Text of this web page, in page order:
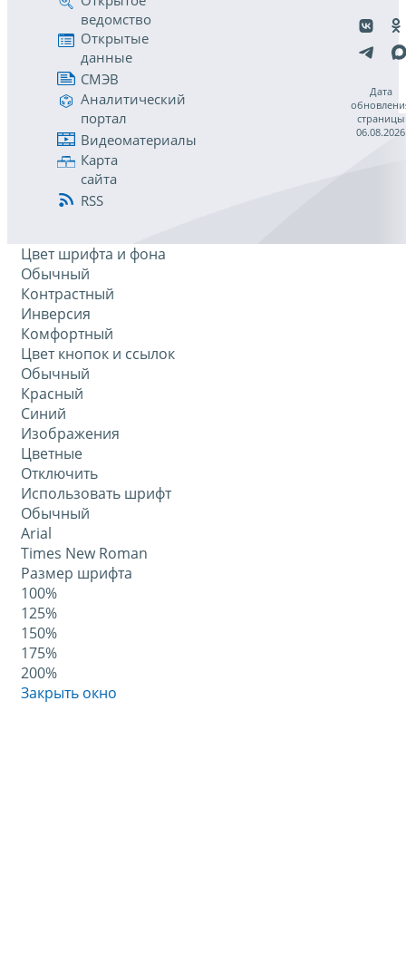
ведомство
Открытые
данные
СМЭВ
Аналитический
портал
Видеоматериалы
Карта
сайта
RSS
Дата
страницы
06.08.2026
Цвет шрифта и фона
Обычный
Контрастный
Инверсия
Комфортный
Цвет кнопок и ссылок
Обычный
Красный
Синий
Изображения
Цветные
Отключить
Использовать шрифт
Обычный
Arial
Times New Roman
Размер шрифта
100%
125%
150%
175%
200%
Закрыть окно